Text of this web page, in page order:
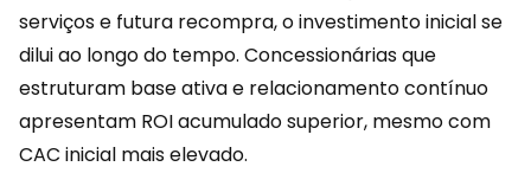
serviços e futura recompra, o investimento inicial se
dilui ao longo do tempo. Concessionárias que
estruturam base ativa e relacionamento contínuo
apresentam ROI acumulado superior, mesmo com
CAC inicial mais elevado.